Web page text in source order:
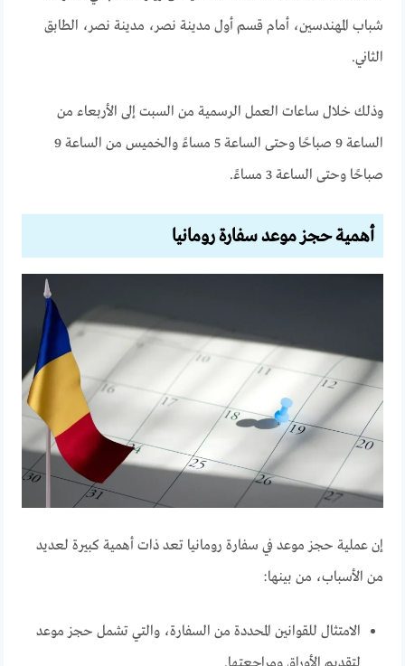
شباب المهندسين، أمام قسم أول مدينة نصر، مدينة نصر، الطابق
الثاني.
وذلك خلال ساعات العمل الرسمية من السبت إلى الأربعاء من
الساعة 9 صباحًا وحتى الساعة 5 مساءً والخميس من الساعة 9
صباحًا وحتى الساعة 3 مساءً.
أهمية حجز موعد سفارة رومانيا
إن عملية حجز موعد في سفارة رومانيا تعد ذات أهمية كبيرة لعديد
من الأسباب، من بينها:
الامتثال للقوانين المحددة من السفارة، والتي تشمل حجز موعد